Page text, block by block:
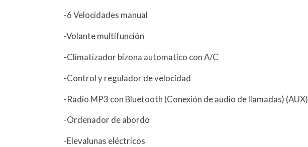
-6 Velocidades manual
-Volante multifunción
-Climatizador bizona automatico con A/C
-Control y regulador de velocidad
-Radio MP3 con Bluetooth (Conexión de audio de llamadas) (AUX)
-Ordenador de abordo
-Elevalunas eléctricos